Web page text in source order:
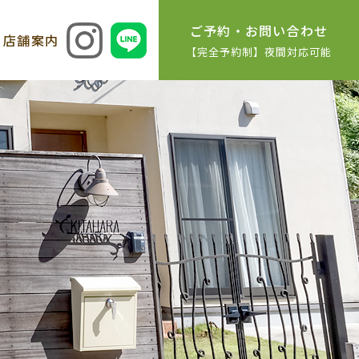
店舗案内 ご予約・お問い合わせ
【完全予約制】夜間対応可能